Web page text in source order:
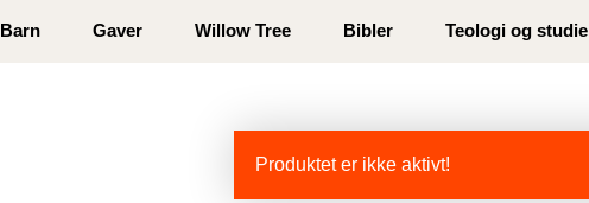
Min side Infosenter
Barn Gaver Willow Tree Bibler Teologi og studie
Produktet er ikke aktivt!